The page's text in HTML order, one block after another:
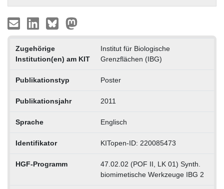
Zugehörige
Institution(en) am KIT
Institut für Biologische
Grenzflächen (IBG)
Publikationstyp Poster
Publikationsjahr 2011
Sprache Englisch
Identifikator KITopen-ID: 220085473
HGF-Programm
47.02.02 (POF II, LK 01) Synth.
biomimetische Werkzeuge IBG 2